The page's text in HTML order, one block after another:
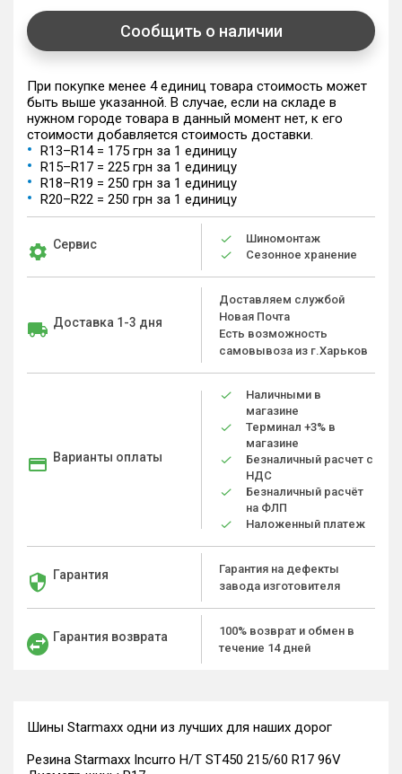
Сообщить о наличии
При покупке менее 4 единиц товара стоимость может
быть выше указанной. В случае, если на складе в
нужном городе товара в данный момент нет, к его
стоимости добавляется стоимость доставки.
R13–R14 = 175 грн за 1 единицу
R15–R17 = 225 грн за 1 единицу
R18–R19 = 250 грн за 1 единицу
R20–R22 = 250 грн за 1 единицу
Сервис
Шиномонтаж
Сезонное хранение
Доставка 1-3 дня
Доставляем службой
Новая Почта
Есть возможность
самовывоза из г.Харьков
Варианты оплаты
Наличными в
магазине
Терминал +3% в
магазине
Безналичный расчет с
НДС
Безналичный расчёт
на ФЛП
Наложенный платеж
Гарантия
Гарантия на дефекты
завода изготовителя
Гарантия возврата
100% возврат и обмен в
течение 14 дней
Шины Starmaxx одни из лучших для наших дорог
Резина Starmaxx Incurro H/T ST450 215/60 R17 96V